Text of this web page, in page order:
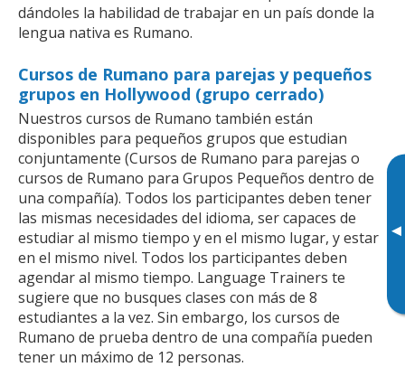
▸
dándoles la habilidad de trabajar en un país donde la
lengua nativa es Rumano.
Cursos de Rumano para parejas y pequeños
grupos en Hollywood (grupo cerrado)
Nuestros cursos de Rumano también están
disponibles para pequeños grupos que estudian
conjuntamente (Cursos de Rumano para parejas o
cursos de Rumano para Grupos Pequeños dentro de
una compañía). Todos los participantes deben tener
las mismas necesidades del idioma, ser capaces de
estudiar al mismo tiempo y en el mismo lugar, y estar
en el mismo nivel. Todos los participantes deben
agendar al mismo tiempo. Language Trainers te
sugiere que no busques clases con más de 8
estudiantes a la vez. Sin embargo, los cursos de
Rumano de prueba dentro de una compañía pueden
tener un máximo de 12 personas.